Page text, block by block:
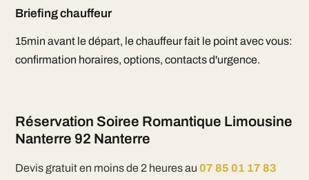
Briefing chauffeur
15min avant le départ, le chauffeur fait le point avec vous:
confirmation horaires, options, contacts d'urgence.
Réservation Soiree Romantique Limousine
Nanterre 92 Nanterre
Devis gratuit en moins de 2 heures au 07 85 01 17 83